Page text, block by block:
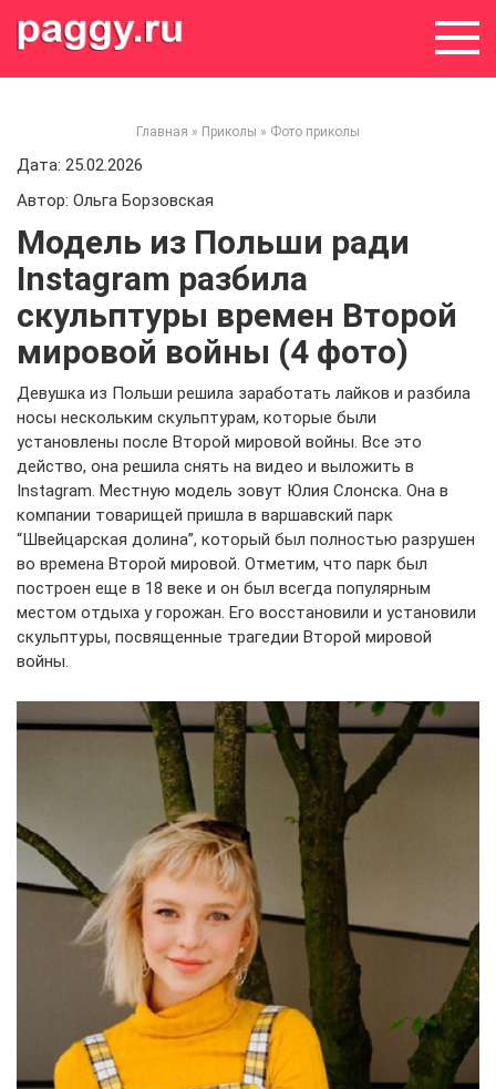
Главная » Приколы » Фото приколы
Дата: 25.02.2026
Автор: Ольга Борзовская
Модель из Польши ради
Instagram разбила
скульптуры времен Второй
мировой войны (4 фото)
Девушка из Польши решила заработать лайков и разбила
носы нескольким скульптурам, которые были
установлены после Второй мировой войны. Все это
действо, она решила снять на видео и выложить в
Instagram. Местную модель зовут Юлия Слонска. Она в
компании товарищей пришла в варшавский парк
“Швейцарская долина”, который был полностью разрушен
во времена Второй мировой. Отметим, что парк был
построен еще в 18 веке и он был всегда популярным
местом отдыха у горожан. Его восстановили и установили
скульптуры, посвященные трагедии Второй мировой
войны.